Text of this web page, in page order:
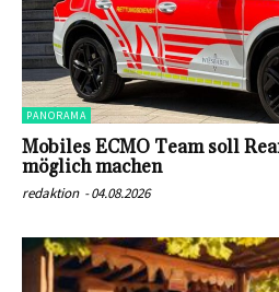
PANORAMA
Mobiles ECMO Team soll
möglich machen
redaktion -04.08.2026